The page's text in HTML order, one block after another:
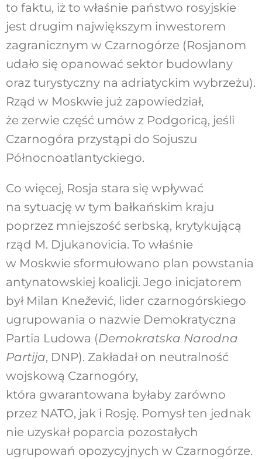
to faktu, iż to właśnie państwo rosyjskie
jest drugim największym inwestorem
zagranicznym w Czarnogórze (Rosjanom
udało się opanować sektor budowlany
oraz turystyczny na adriatyckim wybrzeżu).
Rząd w Moskwie już zapowiedział,
że zerwie część umów z Podgoricą, jeśli
Czarnogóra przystąpi do Sojuszu
Północnoatlantyckiego.
Co więcej, Rosja stara się wpływać
na sytuację w tym bałkańskim kraju
poprzez mniejszość serbską, krytykującą
rząd M. Djukanovicia. To właśnie
w Moskwie sformułowano plan powstania
antynatowskiej koalicji. Jego inicjatorem
był Milan Knežević, lider czarnogórskiego
ugrupowania o nazwie Demokratyczna
Partia Ludowa (Demokratska Narodna
Partija, DNP). Zakładał on neutralność
wojskową Czarnogóry,
która gwarantowana byłaby zarówno
przez NATO, jak i Rosję. Pomysł ten jednak
nie uzyskał poparcia pozostałych
ugrupowań opozycyjnych w Czarnogórze.